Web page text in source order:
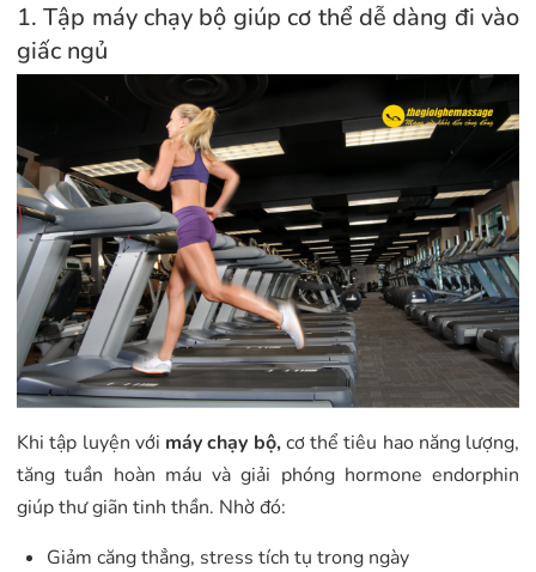
1. Tập máy chạy bộ giúp cơ thể dễ dàng đi vào
giấc ngủ
Khi tập luyện với máy chạy bộ,cơ thể tiêu hao năng lượng,
tăng tuần hoàn máu và giải phóng hormone endorphin
giúp thư giãn tinh thần. Nhờ đó:
Giảm căng thẳng, stress tích tụ trong ngày